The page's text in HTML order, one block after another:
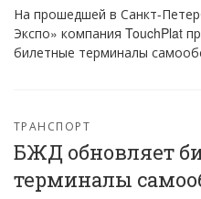
На прошедшей в Санкт-
Экспо» компания TouchPlat
билетные терминалы
ТРАНСПОРТ
БЖД обновляет
терминалы